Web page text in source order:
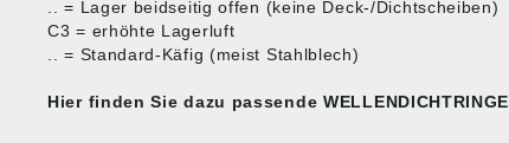
.. = Lager beidseitig offen (keine Deck-/Dichtscheiben)
C3 = erhöhte Lagerluft
.. = Standard-Käfig (meist Stahlblech)
Hier finden Sie dazu passende WELLENDICHTRINGE